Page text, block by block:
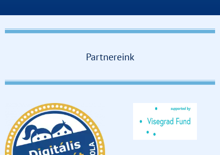
Partnereink